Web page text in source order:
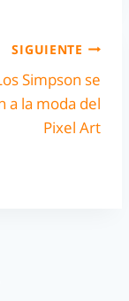
SIGUIENTE
Simpson se
a la moda del
Pixel Art